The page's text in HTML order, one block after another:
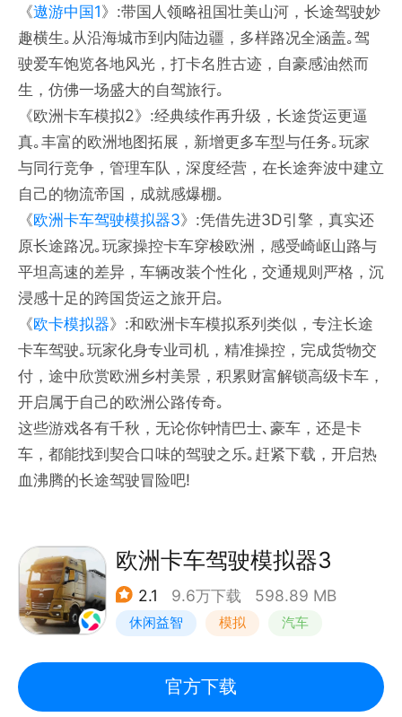
《遨游中国1》:带国人领略祖国壮美山河，长途驾驶妙
趣横生｡从沿海城市到内陆边疆，多样路况全涵盖｡驾
驶爱车饱览各地风光，打卡名胜古迹，自豪感油然而
生，仿佛一场盛大的自驾旅行｡
《欧洲卡车模拟2》:经典续作再升级，长途货运更逼
真｡丰富的欧洲地图拓展，新增更多车型与任务｡玩家
与同行竞争，管理车队，深度经营，在长途奔波中建立
自己的物流帝国，成就感爆棚｡
《欧洲卡车驾驶模拟器3》:凭借先进3D引擎，真实还
原长途路况｡玩家操控卡车穿梭欧洲，感受崎岖山路与
平坦高速的差异，车辆改装个性化，交通规则严格，沉
浸感十足的跨国货运之旅开启｡
《欧卡模拟器》:和欧洲卡车模拟系列类似，专注长途
卡车驾驶｡玩家化身专业司机，精准操控，完成货物交
付，途中欣赏欧洲乡村美景，积累财富解锁高级卡车，
开启属于自己的欧洲公路传奇｡
这些游戏各有千秋，无论你钟情巴士､豪车，还是卡
车，都能找到契合口味的驾驶之乐｡赶紧下载，开启热
血沸腾的长途驾驶冒险吧!
欧洲卡车驾驶模拟器3
2.1 9.6万下载 598.89 MB
休闲益智 模拟 汽车
官方下载